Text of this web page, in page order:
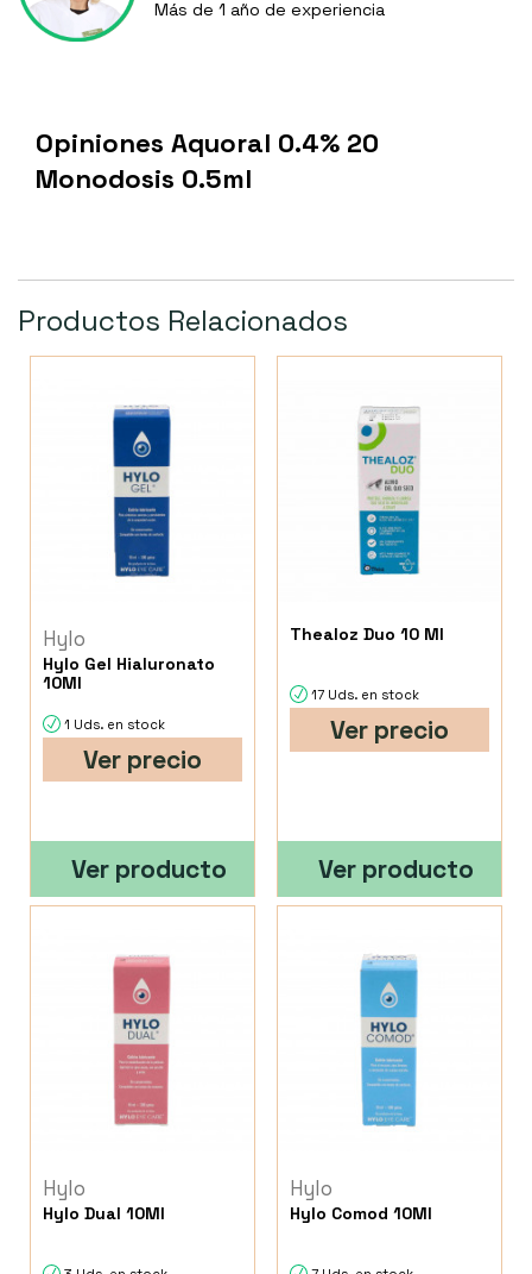
Más de 1 año de experiencia
Opiniones Aquoral 0.4% 20
Monodosis 0.5ml
Productos Relacionados
Hylo
Hylo Gel Hialuronato
10Ml
1 Uds. en stock
Ver precio
Ver producto
Thealoz Duo 10 Ml
17 Uds. en stock
Ver precio
Ver producto
Hylo
Hylo Dual 10Ml
Hylo
Hylo Comod 10Ml